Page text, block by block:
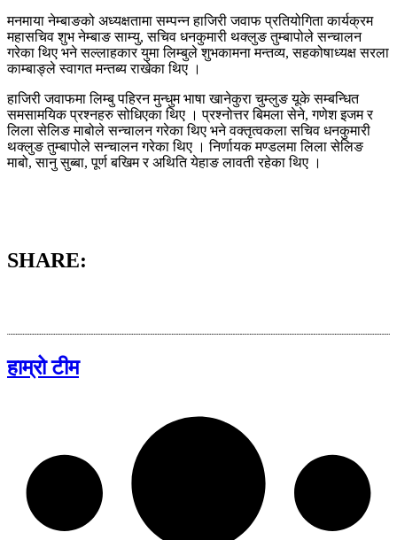
मनमाया नेम्बाङको अध्यक्षतामा सम्पन्न हाजिरी जवाफ प्रतियोगिता कार्यक्रम
महासचिव शुभ नेम्बाङ साम्यु, सचिव धनकुमारी थक्लुङ तुम्बापोले सन्चालन
गरेका थिए भने सल्लाहकार युमा लिम्बुले शुभकामना मन्तव्य, सहकोषाध्यक्ष सरला
काम्बाङ्ले स्वागत मन्तब्य राखेका थिए ।
हाजिरी जवाफमा लिम्बु पहिरन मुन्धुम भाषा खानेकुरा चुम्लुङ यूके सम्बन्धित
समसामयिक प्रश्नहरु सोधिएका थिए । प्रश्नोत्तर बिमला सेने, गणेश इजम र
लिला सेलिङ माबोले सन्चालन गरेका थिए भने वक्तृत्वकला सचिव धनकुमारी
थक्लुङ तुम्बापोले सन्चालन गरेका थिए । निर्णायक मण्डलमा लिला सेलिङ
माबो, सानु सुब्बा, पूर्ण बखिम र अथिति येहाङ लावती रहेका थिए ।
SHARE:
हाम्रो टीम